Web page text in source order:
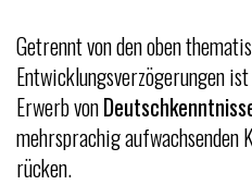
Getrennt von den oben
Entwicklungsverzögerungen
Erwerb von
mehrsprachig aufwachsenden
rücken.